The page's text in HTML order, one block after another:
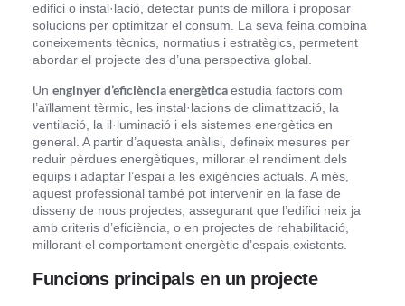
edifici o instal·lació, detectar punts de millora i proposar
solucions per optimitzar el consum. La seva feina combina
coneixements tècnics, normatius i estratègics, permetent
abordar el projecte des d’una perspectiva global.
Unenginyer d’eficiència energèticaestudia factors com
l’aïllament tèrmic, les instal·lacions de climatització, la
ventilació, la il·luminació i els sistemes energètics en
general. A partir d’aquesta anàlisi, defineix mesures per
reduir pèrdues energètiques, millorar el rendiment dels
equips i adaptar l’espai a les exigències actuals. A més,
aquest professional també pot intervenir en la fase de
disseny de nous projectes, assegurant que l’edifici neix ja
amb criteris d’eficiència, o en projectes de rehabilitació,
millorant el comportament energètic d’espais existents.
Funcions principals en un projecte